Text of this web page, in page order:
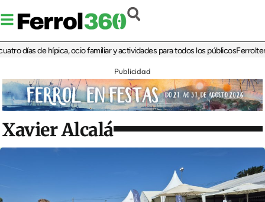
de hípica, ocio familiar y actividades para todos los públicosFerrolterra
Publicidad
Xavier Alcalá